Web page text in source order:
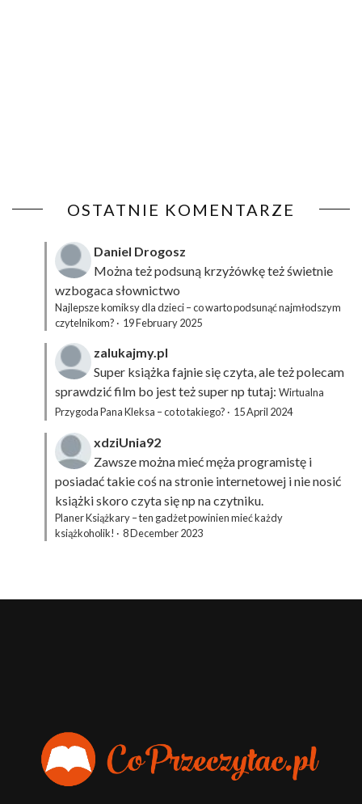
OSTATNIE KOMENTARZE
Daniel Drogosz
Można też podsuną krzyżówkęteż świetnie
wzbogaca słownictwo
Najlepsze komiksy dla dzieci – co warto podsunąć najmłodszym
czytelnikom? · 19 February 2025
zalukajmy.pl
Super książka fajnie się czyta, ale też polecam
sprawdzić film bo jest też super np tutaj: Wirtualna
Przygoda Pana Kleksa – co to takiego? · 15 April 2024
xdziUnia92
Zawsze można mieć męża programistę i
posiadać takie coś na stronie internetowej i nie nosić
książki skoro czyta się np na czytniku.
Planer Książkary – ten gadżet powinien mieć każdy
książkoholik! · 8 December 2023